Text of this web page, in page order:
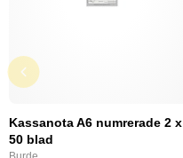
Kassanota A6 numrerade 2 x
50 blad